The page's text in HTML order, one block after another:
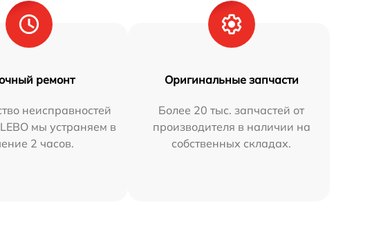
ремонт
неисправностей
мы устраняем в
2 часов.
Оригинальные запчасти
Более 20 тыс. запчастей от
производителя в наличии на
собственных складах.